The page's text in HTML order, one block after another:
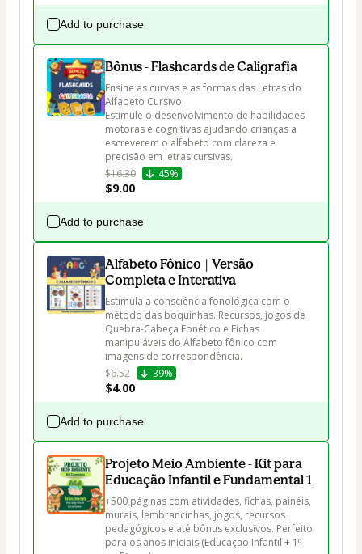
Add to purchase
Bônus - Flashcards de Caligrafia
Ensine as curvas e as formas das Letras do
Alfabeto Cursivo.
Estimule o desenvolvimento de habilidades
motoras e cognitivas ajudando crianças a
escreverem o alfabeto com clareza e
precisão em letras cursivas.
$16.30
45%
$9.00
Add to purchase
Alfabeto Fônico | Versão
Completa e Interativa
Estimula a consciência fonológica com o
método das boquinhas. Recursos, jogos de
Quebra-Cabeça Fonético e Fichas
manipuláveis do Alfabeto fônico com
imagens de correspondência.
$6.52
39%
$4.00
Add to purchase
Projeto Meio Ambiente - Kit para
Educação Infantil e Fundamental 1
+500 páginas com atividades, fichas, painéis,
murais, lembrancinhas, jogos, recursos
pedagógicos e até bônus exclusivos. Perfeito
para os anos iniciais (Educação Infantil + 1º